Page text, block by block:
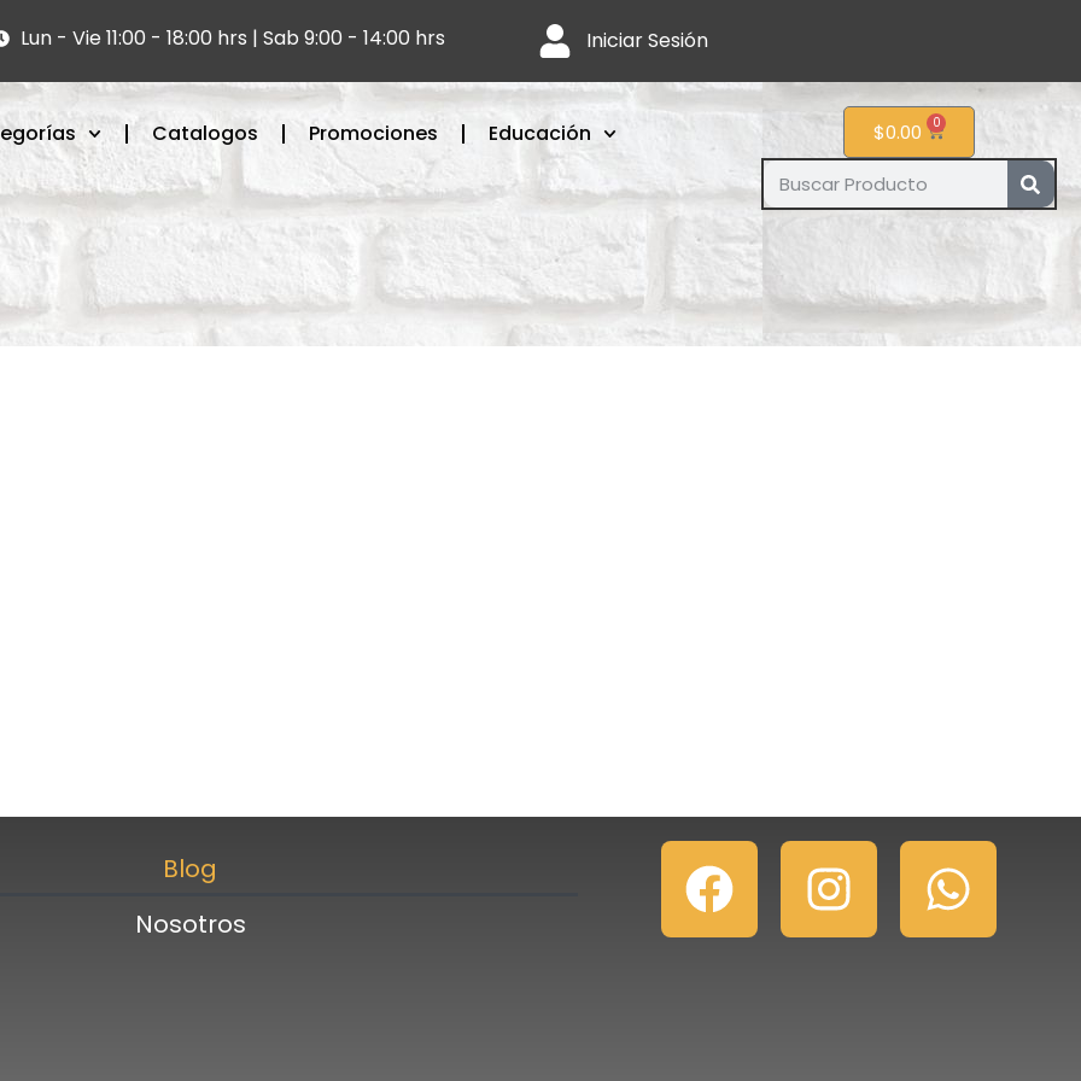
Lun - Vie 11:00 - 18:00 hrs | Sab 9:00 - 14:00 hrs Iniciar Sesión
Catalogos Promociones Educación $0.00 0
Blog
Nosotros